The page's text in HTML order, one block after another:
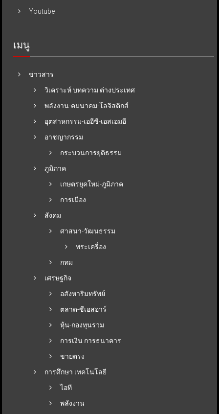
Youtube
เมนู
ข่าวสาร
วิเคราะห์ บทความ ต่างประเทศ
พลังงาน-คมนาคม-โลจิสติกส์
อุตสาหกรรม-เออีซี-เอสเอมอี
อาชญากรรม
กระบวนการยุติธรรม
ภูมิภาค
เกษตรยุคใหม่-ภูมิภาค
การเมือง
สังคม
ศาสนา-วัฒนธรรม
พระเครื่อง
กทม
เศรษฐกิจ
อสังหาริมทรัพย์
ตลาด-ซีเอสอาร์
หุ้น-กองทุนรวม
การเงิน การธนาคาร
ขายตรง
การศึกษา เทคโนโลยี
ไอที
พลังงาน